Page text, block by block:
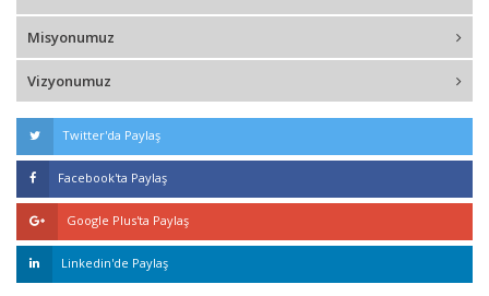
Misyonumuz
Vizyonumuz
Twitter'da Paylaş
Facebook'ta Paylaş
Google Plus'ta Paylaş
Linkedin'de Paylaş